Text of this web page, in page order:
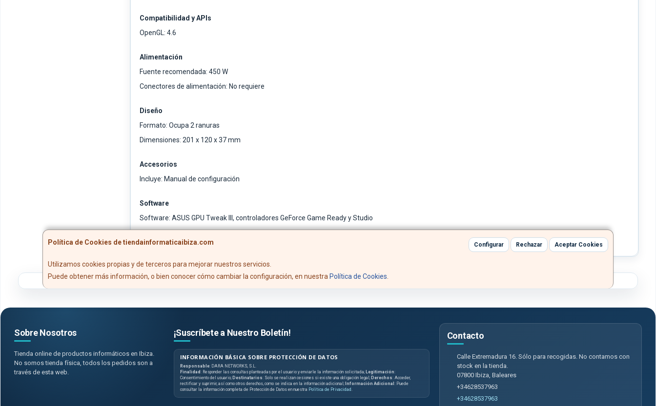
Compatibilidad y APIs
OpenGL: 4.6
Alimentación
Fuente recomendada: 450 W
Conectores de alimentación: No requiere
Diseño
Formato: Ocupa 2 ranuras
Dimensiones: 201 x 120 x 37 mm
Accesorios
Incluye: Manual de configuración
Software
Software: ASUS GPU Tweak III, controladores GeForce Game Ready y Studio
Política de Cookies de tiendainformaticaibiza.com Configurar Rechazar Aceptar Cookies
Utilizamos cookies propias y de terceros para mejorar nuestros servicios.
Puede obtener más información, o bien conocer cómo cambiar la configuración, en nuestra Política de Cookies.
Sobre Nosotros
Tienda online de productos informáticos en Ibiza.
No somos tienda física, todos los pedidos son a
través de esta web.
¡Suscríbete a Nuestro Boletín!
INFORMACIÓN BÁSICA SOBRE PROTECCIÓN DE DATOS
Responsable: DARA NETWORKS, S.L.
Finalidad : Responder las consultas planteadas por el usuario y enviarle la información solicitada; Legitimación:
Consentimiento del usuario; Destinatarios: Solo se realizan cesiones si existe una obligación legal; Derechos: Acceder,
rectificar y suprimir, así como otros derechos, como se indica en la información adicional; Información Adicional : Puede
consultar la información completa de Protección de Datos en nuestra Política de Privacidad.
Contacto
Calle Extremadura 16. Sólo para recogidas. No contamos con
stock en la tienda.
07800 Ibiza, Baleares
+34628537963
+34628537963